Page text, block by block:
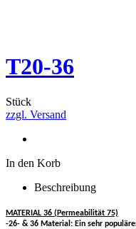
T20-36
Stück
zzgl. Versand
In den Korb
Beschreibung
MATERIAL 36 (Permeabilität 75)
-26- & 36 Material: Ein sehr